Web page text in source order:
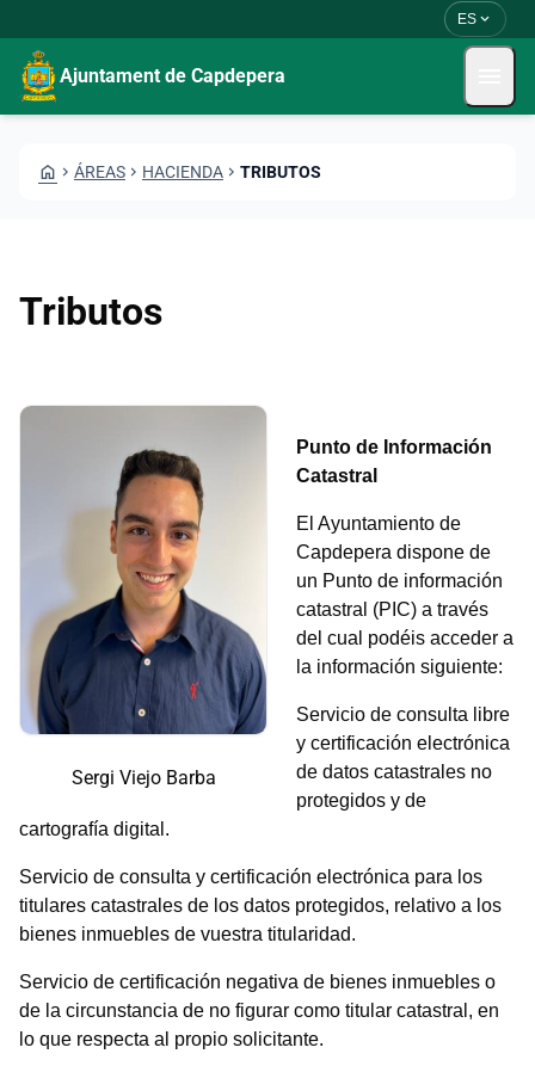
ES expand_more
Ajuntament de Capdepera
HOME CHEVRON_RIGHT ÁREAS CHEVRON_RIGHT HACIENDA CHEVRON_RIGHT TRIBUTOS
Tributos
Sergi Viejo Barba
Punto de Información
Catastral
El Ayuntamiento de
Capdepera dispone de
un Punto de información
catastral (PIC) a través
del cual podéis acceder a
la información siguiente:
Servicio de consulta libre
y certificación electrónica
de datos catastrales no
protegidos y de
cartografía digital.
Servicio de consulta y certificación electrónica para los
titulares catastrales de los datos protegidos, relativo a los
bienes inmuebles de vuestra titularidad.
Servicio de certificación negativa de bienes inmuebles o
de la circunstancia de no figurar como titular catastral, en
lo que respecta al propio solicitante.